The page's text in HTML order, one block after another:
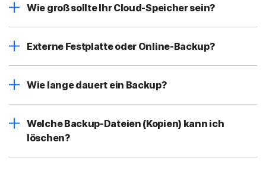
Wie groß sollte Ihr Cloud-Speicher sein?
Externe Festplatte oder Online-Backup?
Wie lange dauert ein Backup?
Welche Backup-Dateien (Kopien) kann ich
löschen?